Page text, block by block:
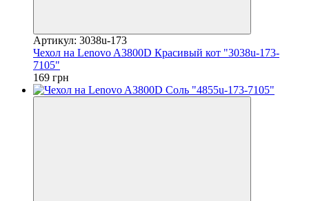
Артикул: 3038u-173
Чехол на Lenovo A3800D Красивый кот "3038u-173-
7105"
169 грн